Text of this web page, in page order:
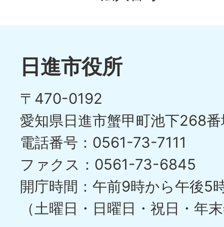
日進市役所
〒470-0192
愛知県日進市蟹甲町池下268
電話番号：0561-73-7111
ファクス：0561-73-6845
開庁時間：午前9時から午後5
（土曜日・日曜日・祝日・年